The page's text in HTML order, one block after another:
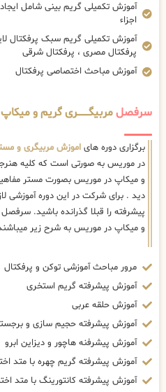
آموزش تکمیلی گریم بینی شامل
اجزاء
آموزش تکمیلی گریم سبک پرفکتال
پرفکتال مصری ، پرفکتال شرقی
آموزش مباحث اختصاصی پرفکتال
سرفصلمربیگــــــــری گریم و
برگزاری دوره های اموزش مربیگری و
در موریس به صورتی است که کلیه
و میکاپ در موریس بصورت مستر
دید . برای شرکت در این دوره
پیشرفته را قبلا گذرانده باشید.
و میکاپ در موریس به شرح زیر
مرور مباحث آموزشی توکن و پرفکتال
آموزش پیشرفته گریم استخری
آموزش حلقه عربی
آموزش پیشرفته حجیم سازی و
آموزش پیشرفنه هاچور و دیزاین ابرو
آموزش پیشرفته گریم چهره با متد
آموزش پیشرفته کانتورینگ با متد